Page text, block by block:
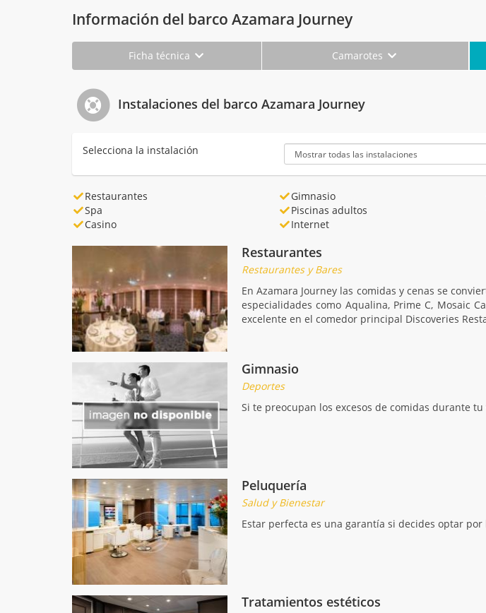
Información del barco Azamara Journey
Ficha técnica Camarotes
Instalaciones del barco Azamara Journey
Selecciona la instalación
Restaurantes Gimnasio
Spa
Piscinas adultos
Casino
Internet
Restaurantes
Restaurantes y Bares
En Azamara Journey las comidas y cenas se
especialidades como Aqualina, Prime C, Mosaic
excelente en el comedor principal Discoveries
Gimnasio
Deportes
Si te preocupan los excesos de comidas durante
Peluquería
Salud y Bienestar
Estar perfecta es una garantía si decides optar
Tratamientos estéticos